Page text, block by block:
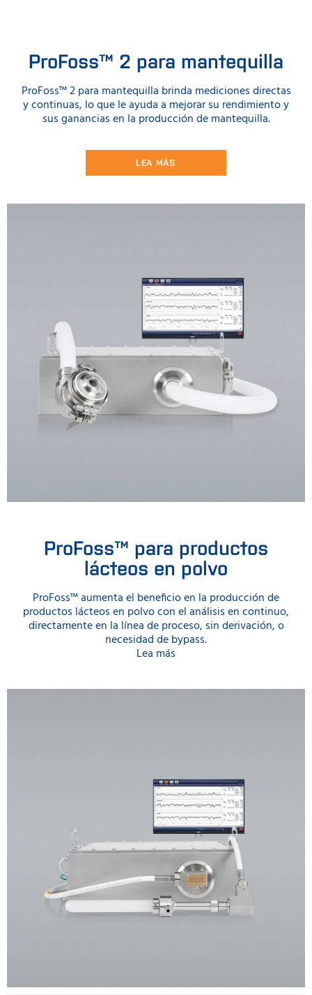
ProFoss™ 2 para mantequilla
ProFoss™ 2 para mantequilla brinda mediciones directas
y continuas, lo que le ayuda a mejorar su rendimiento y
sus ganancias en la producción de mantequilla.
LEA MÁS
ProFoss™ para productos
lácteos en polvo
ProFoss™ aumenta el beneficio en la producción de
productos lácteos en polvo con el análisis en continuo,
directamente en la línea de proceso, sin derivación, o
necesidad de bypass.
Lea más